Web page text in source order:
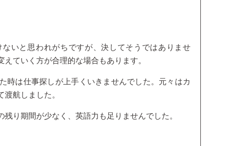
いと思われがちですが、決してそうではありませ
ていく方が合理的な場合もあります。
時は仕事探しが上手くいきませんでした。元々はカ
航しました。
り期間が少なく、英語力も足りませんでした。